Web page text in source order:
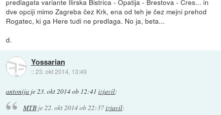
dve opciji mimo Zagreba čez Krk, ena od teh je čez mejni prehod
Rogatec, ki ga Here tudi ne predlaga. No ja, beta...
d.
Yossarian
::23. okt 2014, 13:49
antonija je23. okt 2014 ob 12:41 izjavil:
MTBje22. okt 2014 ob 22:37izjavil: